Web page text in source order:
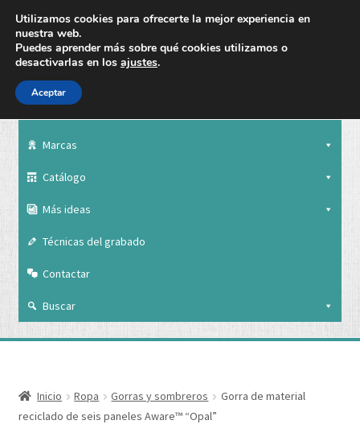
Marcas
Catálogo
Más ideas
Técnicas del grabado
Contactar
Buscar
Nuestra empresa
Inicio Ropa Gorras y sombreros
Gorra de material
reciclado de seis paneles Aware™ “Opal”
Utilizamos cookies para ofrecerte la mejor experiencia en
nuestra web.
Puedes aprender más sobre qué cookies utilizamos o
desactivarlas en los ajustes.
Aceptar